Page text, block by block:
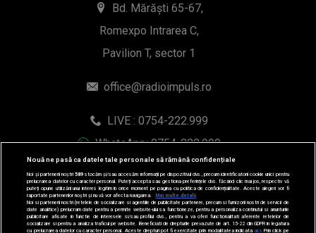
Bd. Mărăști 65-67,
Romexpo Intrarea C,
Pavilion T, sector 1
office@radioimpuls.ro
LIVE : 0754-222.999
WhatsApp: 0754-222.999
Nouă ne pasă ca datele tale personale să rămână confidențiale
Noi și partenerii noștri589stocăm și/sau accesăm informații pe dispozitivul dvs., precum identificatorii cookie unici pentru
prelucrarea datelor cu caracter personal. Puteți accepta sau gestiona preferințele dvs. făcând clic mai jos, respectiv vă
puteți opune utilizării unui interes legitim în orice moment pe pagina cu politica de confidențialitate. Aceste alegeri vor fi
raportate partenerilor noștri și nu vă vor afecta navigarea.
Mai multe detalii
Noi si partenerii nostri (retelele de socializare si agentiile de publicitate partenere, precum si furnizorii nostri de servicii de
date analitice) prelucram date pentru a permite website-ului sa functioneze, pentru a personaliza continutul si anunturile
publicitare afisate in functie de interesele si/sau profilul dvs., pentru a va oferi functionalitati aferente retelelor de
socializare si pentru a analiza traficul pe website. Beneficiati de drepturile prevazute de art. 15-22 din GDPR in legatura
cu prelucrarea datelor cu caracter personal. Aceste drepturi pot fi exercitate prin modalitatea indicataaici . Prin click pe